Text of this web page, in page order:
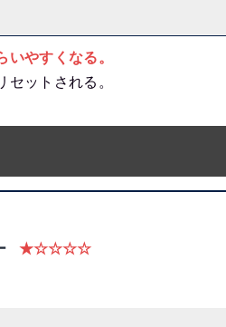
やすくなる。
ットされる。
★☆☆☆☆